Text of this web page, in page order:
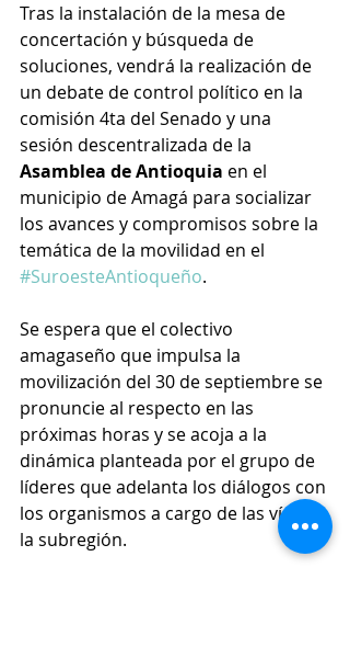
Tras la instalación de la mesa de
concertación y búsqueda de
soluciones, vendrá la realización de
un debate de control político en la
comisión 4ta del Senado y una
sesión descentralizada de la
Asamblea de Antioquia en el
municipio de Amagá para socializar
los avances y compromisos sobre la
temática de la movilidad en el
#SuroesteAntioqueño.
Se espera que el colectivo
amagaseño que impulsa la
movilización del 30 de septiembre se
pronuncie al respecto en las
próximas horas y se acoja a la
dinámica planteada por el grupo de
líderes que adelanta los diálogos con
los organismos a cargo de las vías de
la subregión.